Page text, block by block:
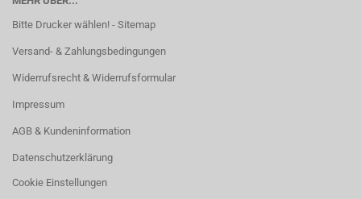
Bitte Drucker wählen! - Sitemap
Versand- & Zahlungsbedingungen
Widerrufsrecht & Widerrufsformular
Impressum
AGB & Kundeninformation
Datenschutzerklärung
Cookie Einstellungen